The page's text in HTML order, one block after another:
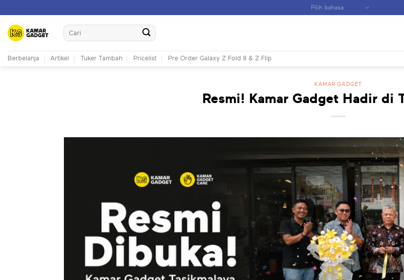
content
Search
for:
Berbelanja Artikel Tuker Tambah Pricelist Pre Order Galaxy Z Fold 8 & Z Flip
KAMAR GADGET
Resmi! Kamar Gadget Hadir di